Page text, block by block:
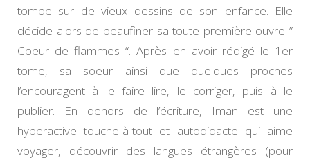
tombe sur de vieux dessins de son enfance. Elle
décide alors de peaufiner sa toute première ouvre ”
Coeur de flammes “. Après en avoir rédigé le 1er
tome, sa soeur ainsi que quelques proches
l’encouragent à le faire lire, le corriger, puis à le
publier. En dehors de l’écriture, Iman est une
hyperactive touche-à-tout et autodidacte qui aime
voyager, découvrir des langues étrangères (pour